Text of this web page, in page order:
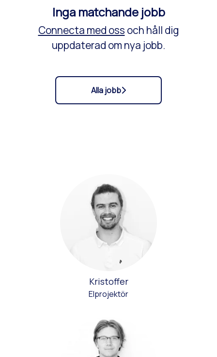
Inga matchande jobb
Connecta med oss och håll dig
uppdaterad om nya jobb.
Alla jobb
Kristoffer
Elprojektör